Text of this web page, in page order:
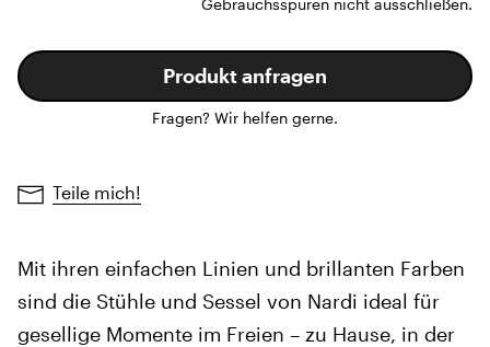
Gebrauchsspuren nicht ausschließen.
Produkt anfragen
Fragen? Wir helfen gerne.
Teile mich!
Mit ihren einfachen Linien und brillanten Farben
sind die Stühle und Sessel von Nardi ideal für
gesellige Momente im Freien – zu Hause, in der